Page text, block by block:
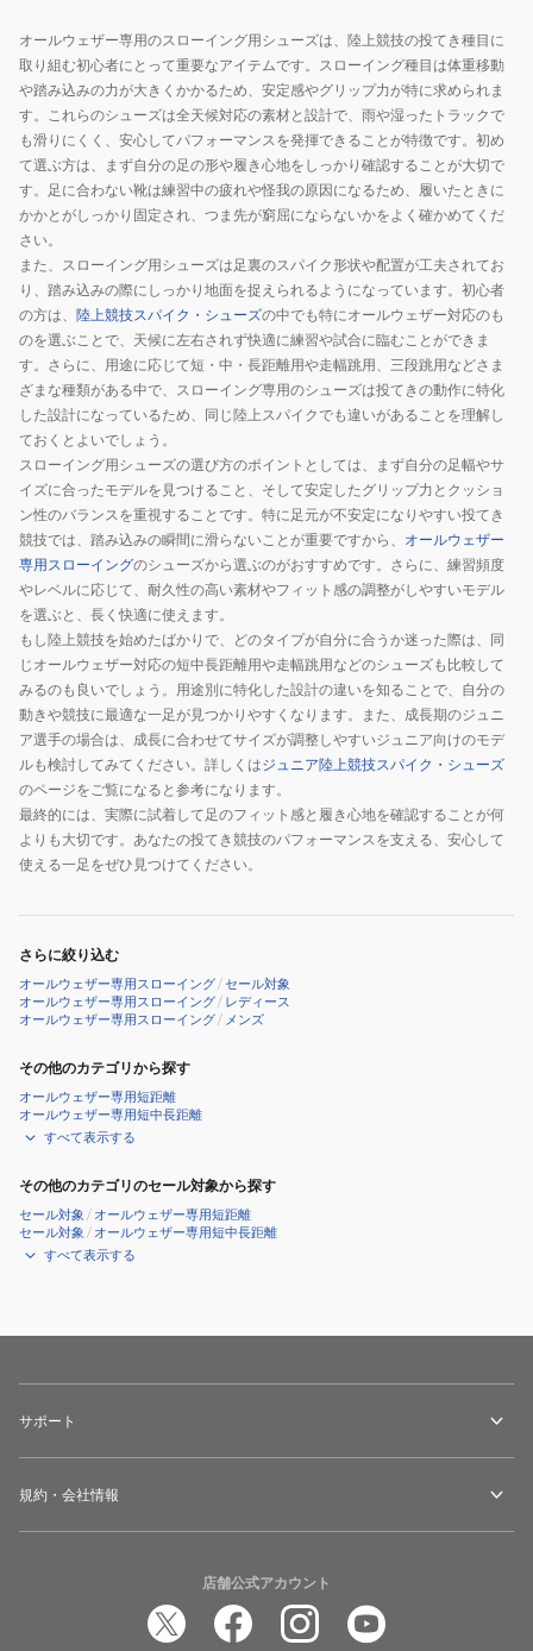
オ
TH
U1GA184801
オ
ー
ル
ウ
ェ
ザ
ー
ト
ラ
ッ
ク
専
用
ー
ト
ラ
ッ
ク
専
用
ィ
ー
ル
ド
ジ
オ
JAPAN
ス
ロ
ー
イ
ン
グ
U1GA254401
オールウェザー専用のスローイング用シューズは、陸上競技の投てき種目に
取り組む初心者にとって重要なアイテムです。スローイング種目は体重移動
や踏み込みの力が大きくかかるため、安定感やグリップ力が特に求められま
す。これらのシューズは全天候対応の素材と設計で、雨や湿ったトラックで
も滑りにくく、安心してパフォーマンスを発揮できることが特徴です。初め
て選ぶ方は、まず自分の足の形や履き心地をしっかり確認することが大切で
す。足に合わない靴は練習中の疲れや怪我の原因になるため、履いたときに
かかとがしっかり固定され、つま先が窮屈にならないかをよく確かめてくだ
さい。
また、スローイング用シューズは足裏のスパイク形状や配置が工夫されてお
り、踏み込みの際にしっかり地面を捉えられるようになっています。初心者
の方は、 陸上競技スパイク・シューズの中でも特にオールウェザー対応のも
のを選ぶことで、天候に左右されず快適に練習や試合に臨むことができま
す。さらに、用途に応じて短・中・長距離用や走幅跳用、三段跳用などさま
ざまな種類がある中で、スローイング専用のシューズは投てきの動作に特化
した設計になっているため、同じ陸上スパイクでも違いがあることを理解し
ておくとよいでしょう。
スローイング用シューズの選び方のポイントとしては、まず自分の足幅やサ
イズに合ったモデルを見つけること、そして安定したグリップ力とクッショ
ン性のバランスを重視することです。特に足元が不安定になりやすい投てき
競技では、踏み込みの瞬間に滑らないことが重要ですから、 オールウェザー
専用スローイングのシューズから選ぶのがおすすめです。さらに、練習頻度
やレベルに応じて、耐久性の高い素材やフィット感の調整がしやすいモデル
を選ぶと、長く快適に使えます。
もし陸上競技を始めたばかりで、どのタイプが自分に合うか迷った際は、同
じオールウェザー対応の短中長距離用や走幅跳用などのシューズも比較して
みるのも良いでしょう。用途別に特化した設計の違いを知ることで、自分の
動きや競技に最適な一足が見つかりやすくなります。また、成長期のジュニ
ア選手の場合は、成長に合わせてサイズが調整しやすいジュニア向けのモデ
ルも検討してみてください。詳しくはジュニア陸上競技スパイク・シューズ
のページをご覧になると参考になります。
最終的には、実際に試着して足のフィット感と履き心地を確認することが何
よりも大切です。あなたの投てき競技のパフォーマンスを支える、安心して
使える一足をぜひ見つけてください。
さらに絞り込む
オールウェザー専用スローイング/セール対象
オールウェザー専用スローイング/ レディース
オールウェザー専用スローイング/ メンズ
その他のカテゴリから探す
オールウェザー専用短距離
オールウェザー専用短中長距離
すべて表示する
その他のカテゴリのセール対象から探す
セール対象 / オールウェザー専用短距離
セール対象 / オールウェザー専用短中長距離
すべて表示する
サポート
規約・会社情報
店舗公式アカウント